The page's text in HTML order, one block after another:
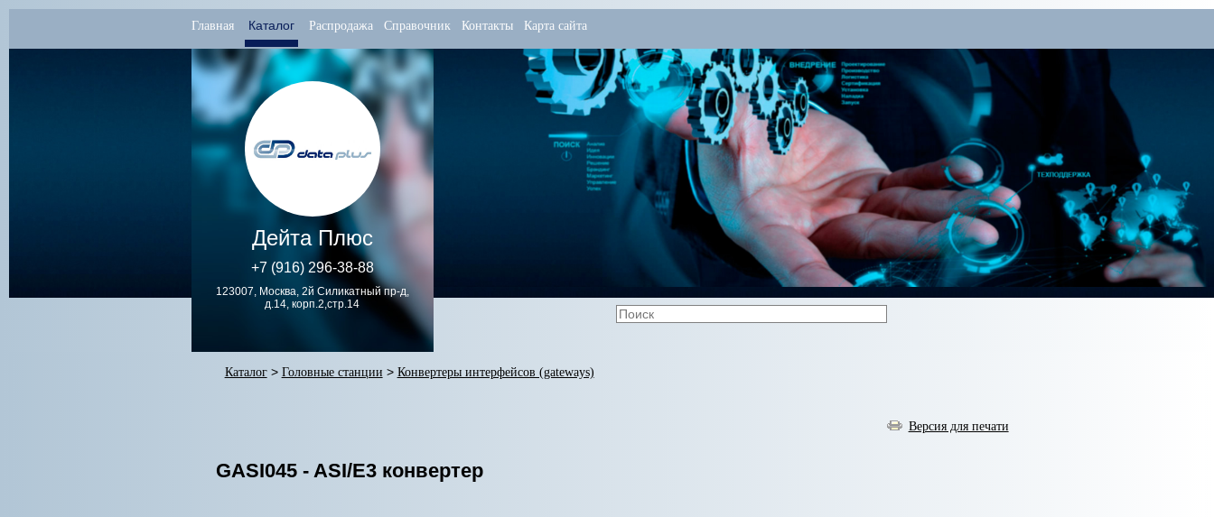
Главная Каталог Распродажа Справочник Контакты Карта сайта
Дейта Плюс
+7 (916) 296-38-88
123007, Москва, 2й Силикатный пр-д,
д.14, корп.2,стр.14
Каталог> Головные станции > Конвертеры интерфейсов (gateways)
Версия для печати
GASI045 - ASI/E3 конвертер